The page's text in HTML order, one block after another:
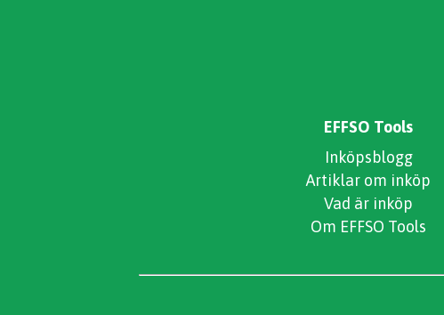
EFFSO Tools
Inköpsblogg
Artiklar om inköp
Vad är inköp
Om EFFSO Tools